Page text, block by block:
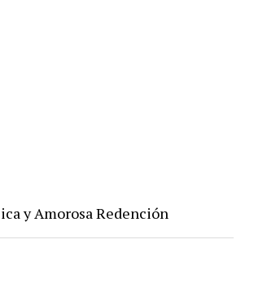
y Amorosa Redención